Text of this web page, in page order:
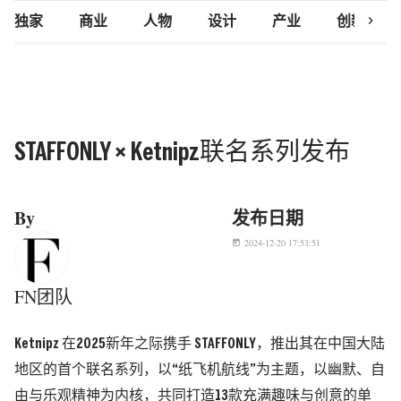
独家 商业 人物 设计 产业 创新研究
chevron_right
STAFFONLY × Ketnipz联名系列发布
By
FN团队
发布日期
today 2024-12-20 17:53:51
Ketnipz 在2025新年之际携手 STAFFONLY，推出其在中国大陆
地区的首个联名系列，以“纸飞机航线”为主题，以幽默、自
由与乐观精神为内核，共同打造13款充满趣味与创意的单